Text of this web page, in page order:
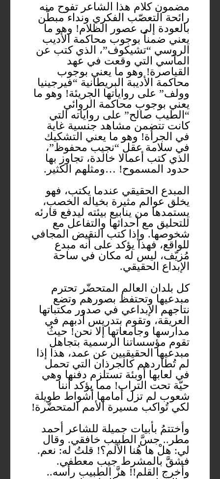
مضمون كلام هذا الشاعر تفوح منه
رائحة التعصّب الفكري ونداء مبطّن
بالعودة إلى عصور الظلام! وهو ما
يعني ضمناً بوجوب محاكمة الأديب
الروسي “تشيكوف”، الذي كتب عن
المآسي التي وقعت في عهد
القياصرة! وهو ما يعني بوجوب
محاكمة الأديبة البريطانية “فيرجينيا
وولف” على رواياتها الجريئة! وهو ما
يعني بوجوب محاكمة الروائي
“الطيب صالح” على رواياته التي
كانت تتضمن مشاهد جنسية غاية
في الجرأة! وهو ما يعني التشكيك
في سلامة عقل “نجيب محفوظ”،
الذي كتب أعمالا خالدة، تجاوز بها
حدود المسموح! …ومثلهم الكثير.
المبدع الحقيقي عندما يكتب، فهو
يخلق عوالم مثيرة بخياله الخصب،
يستمدها من ينابيع بيئته ليدفع قارئه
للتحليق مع أحداثها والتفاعل مع
شخوصها. وإذا كتب النقيض المجافي
للواقع، فهذا يؤكد على أنه مبدع
مُزيّف، ليس له مكان في ساحة
الإبداع الحقيقي.
كل بلدان العالم المتحضّر تحترم
مبدعيها وتحتفظ بصورهم وتضع
نتاجهم الإبداعي في صدور مكتباتها
العريقة، وتقوم بتدريس أدبهم في
مدارسها وجامعاتها إلا نحن! حيثُ
تقوم مؤسساتنا الرسمية بتجاهل
مبدعيها الحقيقيين عن عمد، هذا إذا
لم تُطاردهم كالجرذان التي تحمل
في لعابها أوبئة تستلزم دفنها وهي
حيّة تحت التراب! مما يؤكد أننا
شعوب لم تزل أمامها أشواط طويلة
لكي تُواكب مسيرة الأمم المتحضّرة!
وأختتمُ بأبيات جميلة للشاعر أحمد
مطر.. جسَّ الطبيب خافقي. وقال
لي: هلْ ها هُنا الألم؟! قلتُ له: نعم.
فشقَّ بالمشرط جيب معطفي.
وأخرج القلم!! هزَّ الطبيب رأسه..